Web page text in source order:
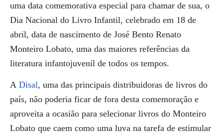
uma data comemorativa especial para chamar de sua, o
Dia Nacional do Livro Infantil, celebrado em 18 de
abril, data de nascimento de José Bento Renato
Monteiro Lobato, uma das maiores referências da
literatura infantojuvenil de todos os tempos.
A Disal, uma das principais distribuidoras de livros do
país, não poderia ficar de fora desta comemoração e
aproveita a ocasião para selecionar livros do Monteiro
Lobato que caem como uma luva na tarefa de estimular